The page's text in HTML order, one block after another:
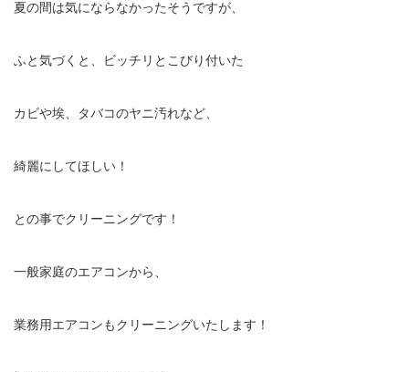
夏の間は気にならなかったそうですが、
ふと気づくと、ビッチリとこびり付いた
カビや埃、タバコのヤニ汚れなど、
綺麗にしてほしい！
との事でクリーニングです！
一般家庭のエアコンから、
業務用エアコンもクリーニングいたします！